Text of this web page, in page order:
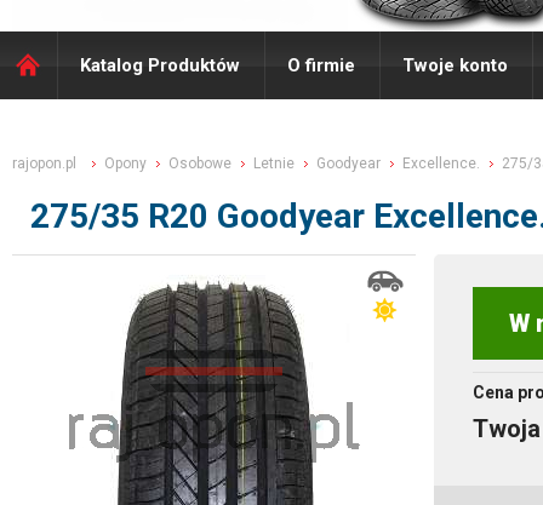
Katalog Produktów O firmie Twoje konto
rajopon.pl Opony Osobowe Letnie Goodyear Excellence. 275/
275/35 R20 Goodyear
W
Cena